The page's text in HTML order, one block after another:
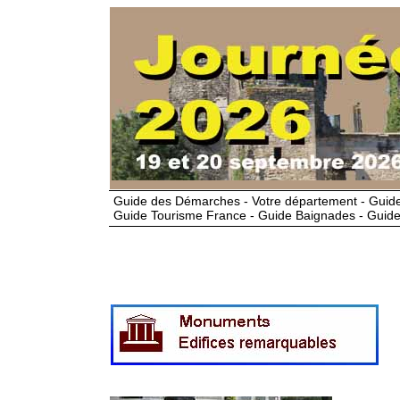
Guide des Démarches - Votre département -
Guide Tourisme France - Guide Baignades -